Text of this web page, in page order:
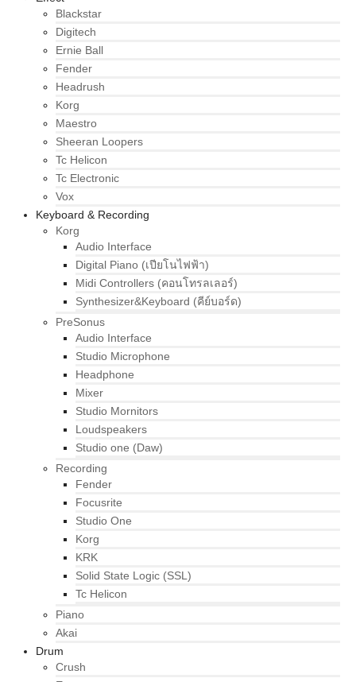
Blackstar
Digitech
Ernie Ball
Fender
Headrush
Korg
Maestro
Sheeran Loopers
Tc Helicon
Tc Electronic
Vox
Keyboard & Recording
Korg
Audio Interface
Digital Piano (เปียโนไฟฟ้า)
Midi Controllers (คอนโทรลเลอร์)
Synthesizer&Keyboard (คีย์บอร์ด)
PreSonus
Audio Interface
Studio Microphone
Headphone
Mixer
Studio Mornitors
Loudspeakers
Studio one (Daw)
Recording
Fender
Focusrite
Studio One
Korg
KRK
Solid State Logic (SSL)
Tc Helicon
Piano
Akai
Drum
Crush